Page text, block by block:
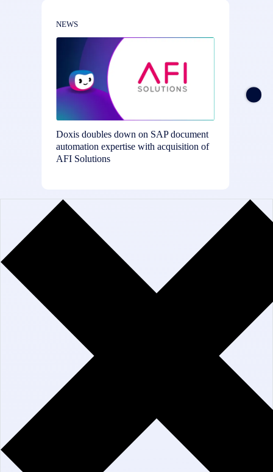
NEWS
Doxis doubles down on SAP document
automation expertise with acquisition of
AFI Solutions